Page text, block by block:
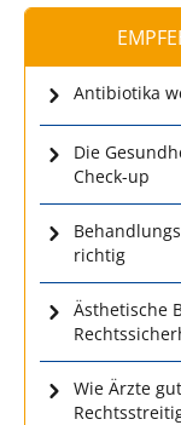
Antibiotika
Die
Check-up
richtig
Ästhetische
Wie Ärzte